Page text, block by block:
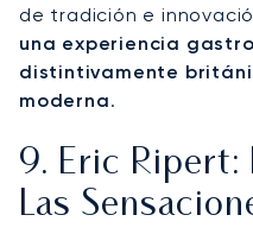
de tradición e
una experiencia
distintivamente
moderna.
9. Eric Ripert:
Las